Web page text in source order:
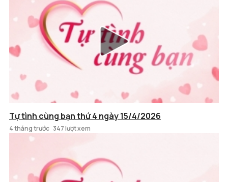
Tự tình cùng bạn thứ 4 ngày 15/4/2026
4 tháng trước 347 lượt xem